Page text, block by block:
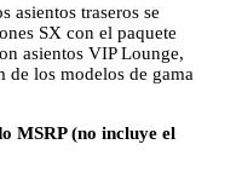
asientos traseros se
SX con el paquete
asientos VIP Lounge,
de los modelos de gama
MSRP (no incluye el